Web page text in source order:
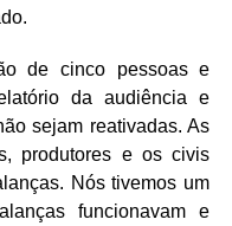
de cinco pessoas e
da audiência e
sejam reativadas. As
produtores e os civis
Nós tivemos um
funcionavam e